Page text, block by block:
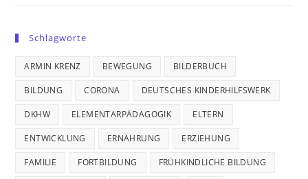
Schlagworte
ARMIN KRENZ BEWEGUNG BILDERBUCH
BILDUNG CORONA DEUTSCHES KINDERHILFSWERK
DKHW ELEMENTARPÄDAGOGIK ELTERN
ENTWICKLUNG ERNÄHRUNG ERZIEHUNG
FAMILIE FORTBILDUNG FRÜHKINDLICHE BILDUNG